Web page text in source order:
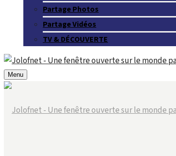
Partage Photos
Partage Vidéos
TV & DÉCOUVERTE
Menu